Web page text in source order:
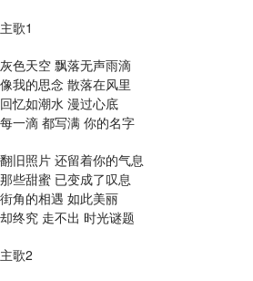
主歌1
灰色天空 飘落无声雨滴
像我的思念 散落在风里
回忆如潮水 漫过心底
每一滴 都写满 你的名字
翻旧照片 还留着你的气息
那些甜蜜 已变成了叹息
街角的相遇 如此美丽
却终究 走不出 时光谜题
主歌2